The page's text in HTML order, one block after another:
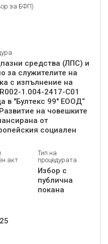
за БФП)
средства (ЛПС) и
за служителите на
с изпълнение на
1.004-2417-C01
в "Бултекс 99" ЕООД“
на човешките
от
социален
акт
Тип на
процедурата
Избор с
публична
покана